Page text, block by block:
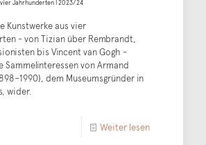
vier Jahrhunderten | 2023/24
Kunstwerke aus vier
- von Tizian über Rembrandt,
bis Vincent van Gogh -
Sammelinteressen von Armand
dem Museumsgründer in
wider.
Weiter lesen